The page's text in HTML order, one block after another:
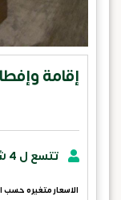
إقامة
تتسع ل 4 شخص
الاسعار متغيره حسب